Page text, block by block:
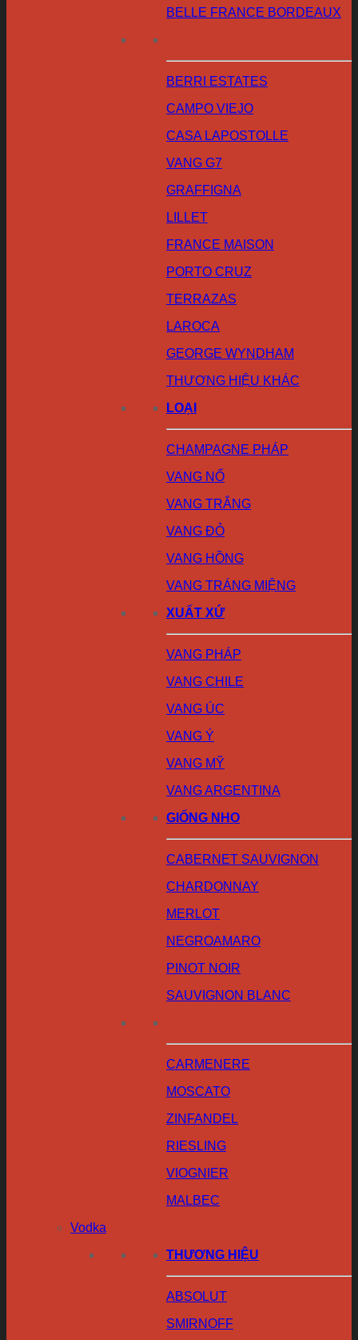
BELLE FRANCE BORDEAUX
BERRI ESTATES
CAMPO VIEJO
CASA LAPOSTOLLE
VANG G7
GRAFFIGNA
LILLET
FRANCE MAISON
PORTO CRUZ
TERRAZAS
LAROCA
GEORGE WYNDHAM
THƯƠNG HIỆU KHÁC
LOẠI
CHAMPAGNE PHÁP
VANG NỔ
VANG TRẮNG
VANG ĐỎ
VANG HỒNG
VANG TRÁNG MIỆNG
XUẤT XỨ
VANG PHÁP
VANG CHILE
VANG ÚC
VANG Ý
VANG MỸ
VANG ARGENTINA
GIỐNG NHO
CABERNET SAUVIGNON
CHARDONNAY
MERLOT
NEGROAMARO
PINOT NOIR
SAUVIGNON BLANC
CARMENERE
MOSCATO
ZINFANDEL
RIESLING
VIOGNIER
MALBEC
Vodka
THƯƠNG HIỆU
ABSOLUT
SMIRNOFF